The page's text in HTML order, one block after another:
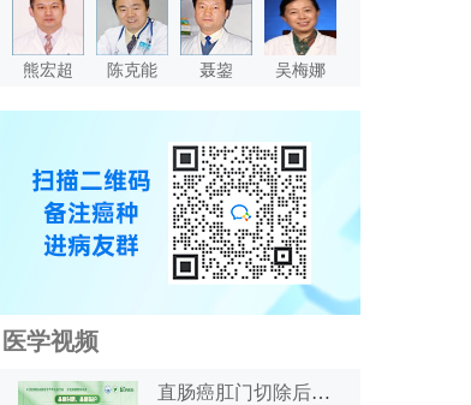
熊宏超 陈克能 聂鋆 吴梅娜
医学视频
直肠癌肛门切除后恢复要多久？